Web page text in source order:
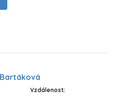
Vzdálenost: